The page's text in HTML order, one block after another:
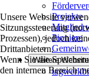
Projekte
Mitglied
Pioniere
Weitere
Unsere Website
Sitzungssteuerung
Prozessen), jedoch
Drittanbietern.
Wenn Sie die
den internen Bereich